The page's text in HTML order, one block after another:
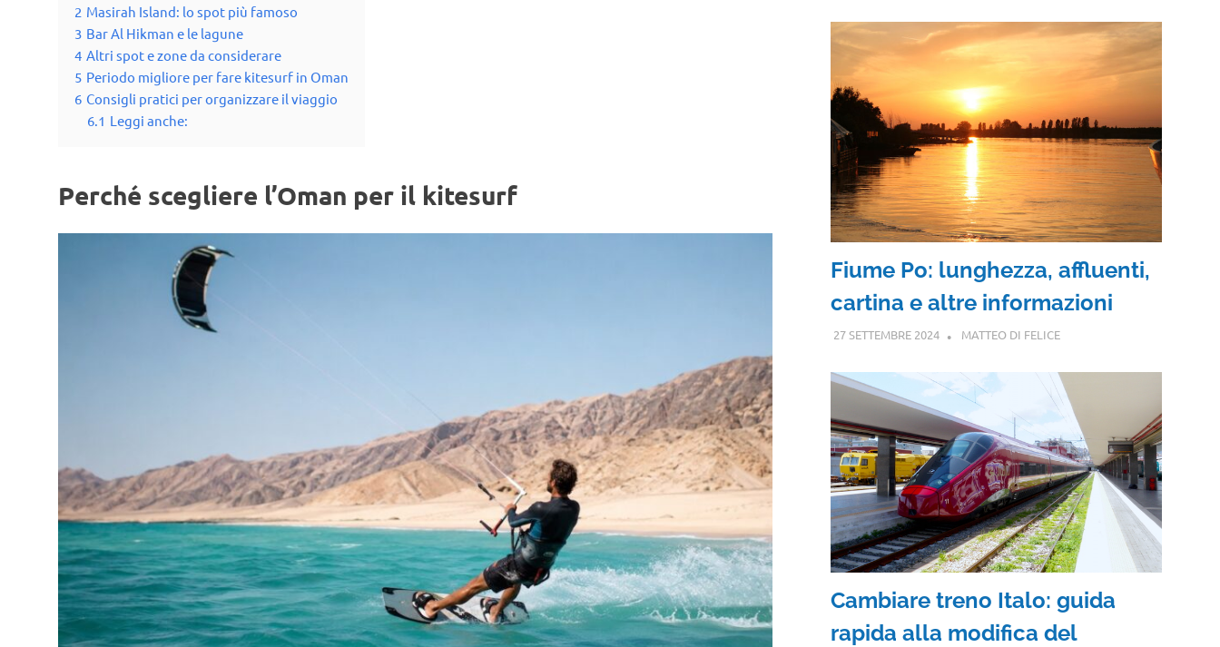
2 Masirah Island: lo spot più famoso
3 Bar Al Hikman e le lagune
4 Altri spot e zone da considerare
5 Periodo migliore per fare kitesurf in Oman
6 Consigli pratici per organizzare il viaggio
6.1 Leggi anche:
Perché scegliere l’Oman per il kitesurf
Fiume Po: lunghezza, affluenti,
cartina e altre informazioni
27 SETTEMBRE 2024 MATTEO DI FELICE
Cambiare treno Italo: guida
rapida alla modifica del